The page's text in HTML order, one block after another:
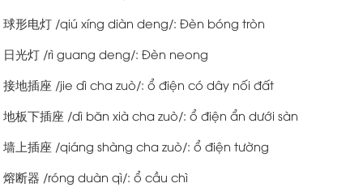
球形电灯 /qiú xíng diàn deng/: Đèn bóng tròn
日光灯 /rì guang deng/: Đèn neong
接地插座 /jie dì cha zuò/: ổ điện có dây nối đất
地板下插座 /dì băn xià cha zuò/: ổ điện ẩn dưới sàn
墙上插座 /qiáng shàng cha zuò/: ổ điện tường
熔断器 /róng duàn qì/: ổ cầu chì